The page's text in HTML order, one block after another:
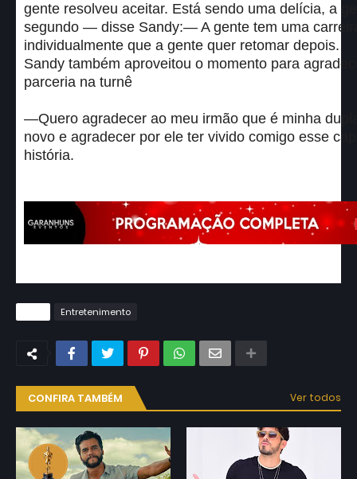
gente resolveu aceitar. Está sendo uma delícia, a
segundo — disse Sandy:— A gente tem uma
individualmente que a gente quer retomar depois.
Sandy também aproveitou o momento para
parceria na turnê
—Quero agradecer ao meu irmão que é minha
novo e agradecer por ele ter vivido comigo esse
história.
Entretenimento
CONFIRA TAMBÉM Ver todos